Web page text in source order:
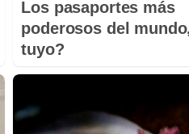
Los pasaportes más
poderosos del
tuyo?